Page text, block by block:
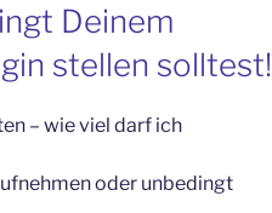
Deinem
stellen solltest!
– wie viel darf ich
oder unbedingt